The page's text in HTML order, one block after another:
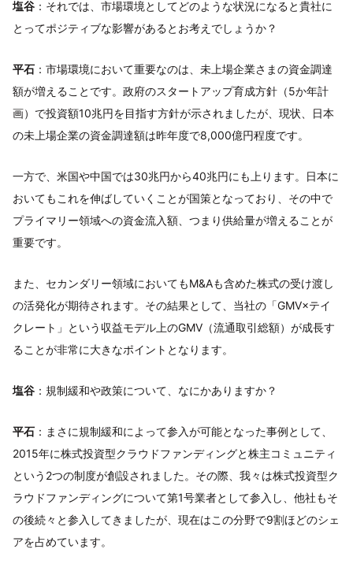
塩谷 ：それでは、市場環境としてどのような状況になると貴社に
とってポジティブな影響があるとお考えでしょうか？
平石 ：市場環境において重要なのは、未上場企業さまの資金調達
額が増えることです。政府のスタートアップ育成方針（5か年計
画）で投資額10兆円を目指す方針が示されましたが、現状、日本
の未上場企業の資金調達額は昨年度で8,000億円程度です。
一方で、米国や中国では30兆円から40兆円にも上ります。日本に
おいてもこれを伸ばしていくことが国策となっており、その中で
プライマリー領域への資金流入額、つまり供給量が増えることが
重要です。
また、セカンダリー領域においてもM&Aも含めた株式の受け渡し
の活発化が期待されます。その結果として、当社の「GMV×テイ
クレート」という収益モデル上のGMV（流通取引総額）が成長す
ることが非常に大きなポイントとなります。
塩谷 ：規制緩和や政策について、なにかありますか？
平石 ：まさに規制緩和によって参入が可能となった事例として、
2015年に株式投資型クラウドファンディングと株主コミュニティ
という2つの制度が創設されました。その際、我々は株式投資型ク
ラウドファンディングについて第1号業者として参入し、他社もそ
の後続々と参入してきましたが、現在はこの分野で9割ほどのシェ
アを占めています。